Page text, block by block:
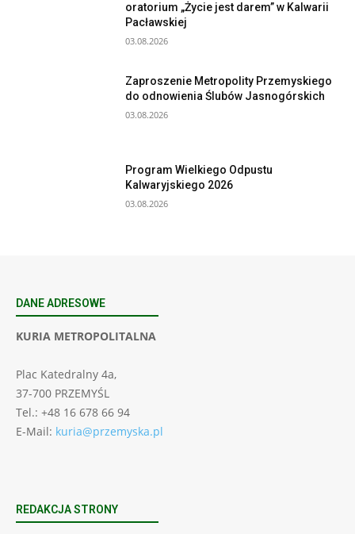
oratorium „Życie jest darem” w Kalwarii
Pacławskiej
03.08.2026
Zaproszenie Metropolity Przemyskiego
do odnowienia Ślubów Jasnogórskich
03.08.2026
Program Wielkiego Odpustu
Kalwaryjskiego 2026
03.08.2026
DANE ADRESOWE
KURIA METROPOLITALNA
Plac Katedralny 4a,
37-700 PRZEMYŚL
Tel.: +48 16 678 66 94
E-Mail: kuria@przemyska.pl
REDAKCJA STRONY